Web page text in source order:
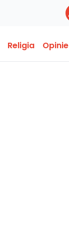
Religia Opinie